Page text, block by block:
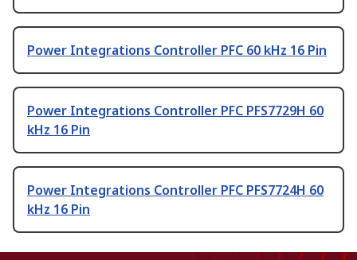
Power Integrations Controller PFC 60 kHz 16 Pin
Power Integrations Controller PFC PFS7729H 60
kHz 16 Pin
Power Integrations Controller PFC PFS7724H 60
kHz 16 Pin